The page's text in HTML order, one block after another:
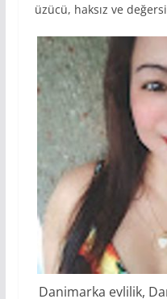
üzücü, haksız ve
Danimarka evlilik,